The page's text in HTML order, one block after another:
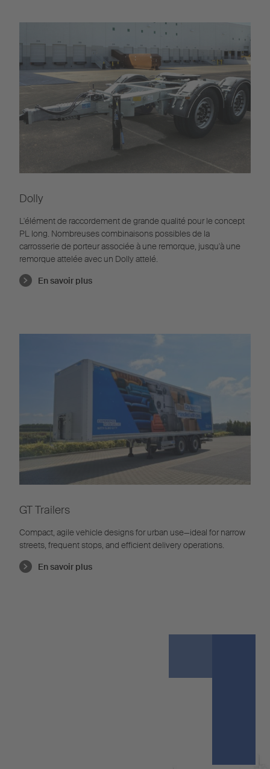
Dolly
L'élément de raccordement de grande qualité pour le concept
PL long. Nombreuses combinaisons possibles de la
carrosserie de porteur associée à une remorque, jusqu'à une
remorque attelée avec un Dolly attelé.
En savoir plus
GT Trailers
Compact, agile vehicle designs for urban use—ideal for narrow
streets, frequent stops, and efficient delivery operations.
En savoir plus